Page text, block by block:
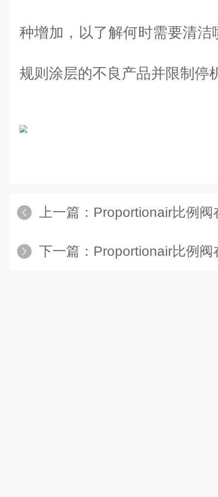
种增加，以了解何时需要清
规则涂层的不良产品并限制停
上一篇： Proportionair比例阀在制药行
下一篇： Proportionair比例阀在制药行